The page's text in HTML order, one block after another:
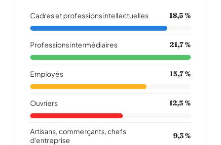
Cadres et professions intellectuelles 18,5 %
Professions intermédiaires 21,7 %
Employés 15,7 %
Ouvriers 12,5 %
Artisans, commerçants, chefs
d'entreprise
9,3 %